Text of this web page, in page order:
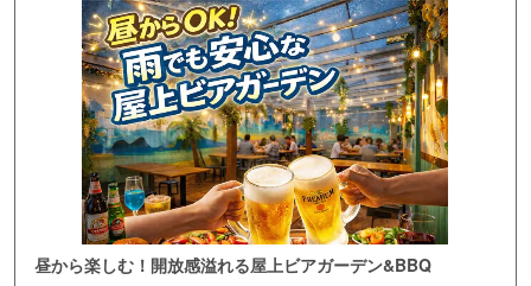
昼から楽しむ！開放感溢れる屋上ビアガーデン&BBQ